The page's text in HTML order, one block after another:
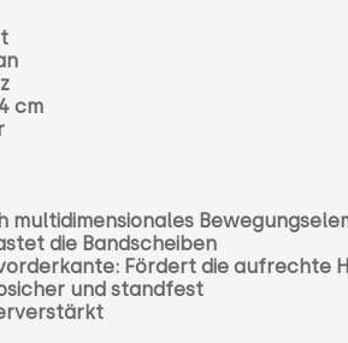
cm
multidimensionales
die Bandscheiben
Fördert die aufrechte
und standfest